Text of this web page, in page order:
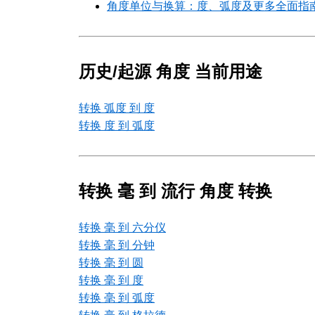
角度单位与换算：度、弧度及更多全面指
历史/起源 角度 当前用途
转换 弧度 到 度
转换 度 到 弧度
转换 毫 到 流行 角度 转换
转换 毫 到 六分仪
转换 毫 到 分钟
转换 毫 到 圆
转换 毫 到 度
转换 毫 到 弧度